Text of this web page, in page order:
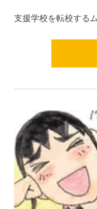
支援学校を転校する